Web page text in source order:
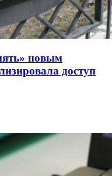
новым
доступ